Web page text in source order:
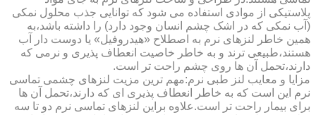
پلاستیکی از موادی استفاده می شود که توانایی جذب محلول نمکی
(آب نمکی که در اشک چشم انسان وجود دارد) را داشته باشد،به
همین خاطر لنزهای نرم به اصطلاح «هیدروفیل» یا دوست دار آب
هستند،طبیعی ترند و به خاطر خاصیت انعطاف پذیری و نرمی که
دارند،تحمل آن ها روی چشم راحت تر است.
مزایا و معایب لنز طبی نرم:مهم ترین مزیت لنزهای چشمی تماسی
نرم این است که به خاطر انعطاف پذیری ای که دارند،تحمل آن ها
برای بیمار راحت تر است.علاوه براین لنزهای تماسی نرم دو تا سه